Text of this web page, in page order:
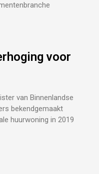
voor
van Binnenlandse
bekendgemaakt
huurwoning in 2019